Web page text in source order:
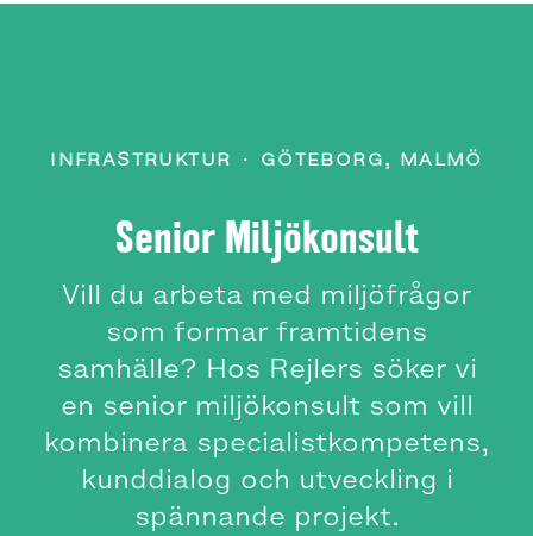
INFRASTRUKTUR · GÖTEBORG, MALMÖ
Senior Miljökonsult
Vill du arbeta med miljöfrågor
som formar framtidens
samhälle? Hos Rejlers söker vi
en senior miljökonsult som vill
kombinera specialistkompetens,
kunddialog och utveckling i
spännande projekt.